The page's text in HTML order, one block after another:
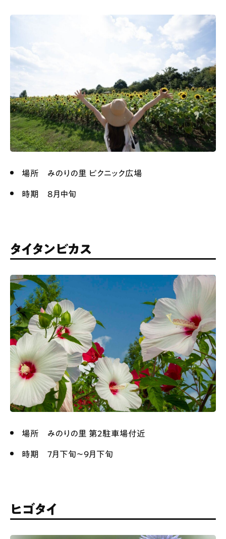
場所 みのりの里 ピクニック広場
時期 8月中旬
タイタンビカス
場所 みのりの里 第2駐車場付近
時期 7月下旬〜9月下旬
ヒゴタイ